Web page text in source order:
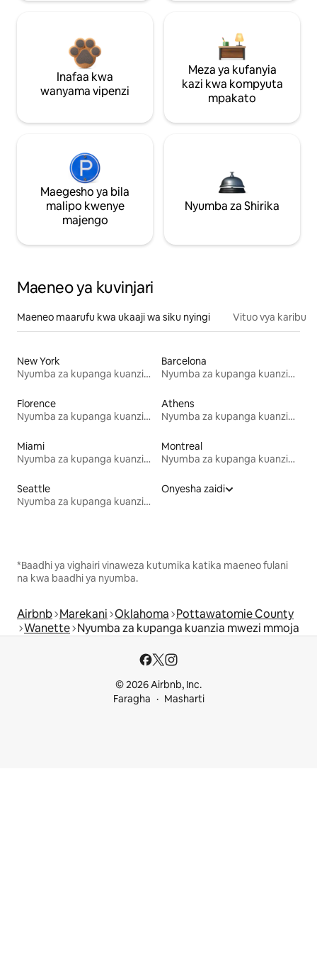
Inafaa kwa
wanyama vipenzi
Meza ya kufanyia
kazi kwa kompyuta
mpakato
Maegesho ya bila
malipo kwenye
majengo
Nyumba za Shirika
Maeneo ya kuvinjari
Maeneo maarufu kwa ukaaji wa siku nyingi Vituo vya karibu
New York
Nyumba za kupanga kuanzia mwezi mmoja
Barcelona
Nyumba za kupanga kuanzia mwezi mmoja
Florence
Nyumba za kupanga kuanzia mwezi mmoja
Athens
Nyumba za kupanga kuanzia mwezi mmoja
Miami
Nyumba za kupanga kuanzia mwezi mmoja
Montreal
Nyumba za kupanga kuanzia mwezi mmoja
Seattle
Nyumba za kupanga kuanzia mwezi mmoja
Onyesha zaidi
*Baadhi ya vighairi vinaweza kutumika katika maeneo fulani
na kwa baadhi ya nyumba.
Airbnb Marekani Oklahoma Pottawatomie County
Wanette Nyumba za kupanga kuanzia mwezi mmoja
© 2026 Airbnb, Inc.
Faragha
Masharti